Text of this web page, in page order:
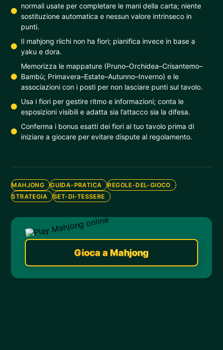
normali usate per completare le mani della carta; niente
sostituzione automatica e nessun valore intrinseco in
punti.
Il mahjong riichi non ha fiori; pianifica invece in base a
yaku e dora.
Memorizza le mappature (Pruno–Orchidea–Crisantemo–
Bambù; Primavera–Estate–Autunno–Inverno) e le
associazioni con i posti per non lasciare punti sul tavolo.
Usa i fiori per gestire ritmo e informazioni; conta le
esposizioni visibili e adatta sia l’attacco sia la difesa.
Conferma i bonus esatti dei fiori al tuo tavolo prima di
iniziare a giocare per evitare dispute al regolamento.
MAHJONG GUIDA-PRATICA
REGOLE-DEL-GIOCO
STRATEGIA
SET-DI-TESSERE
Gioca a Mahjong